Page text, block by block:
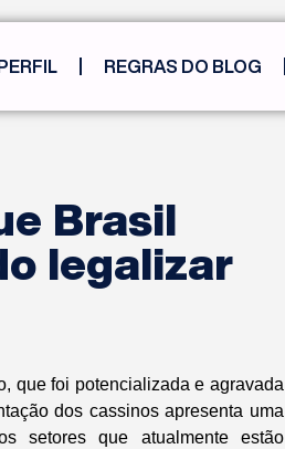
PERFIL REGRAS DO BLOG
Brasil
legalizar
que foi potencializada e agravada
dos cassinos apresenta uma
setores que atualmente estão